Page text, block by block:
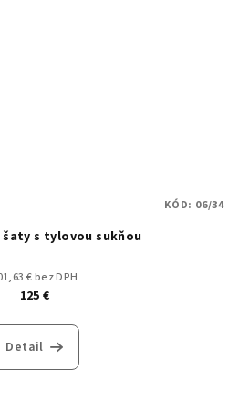
s tylovou sukňou
€ bez DPH
125 €
Detail
KÓD: 06/34